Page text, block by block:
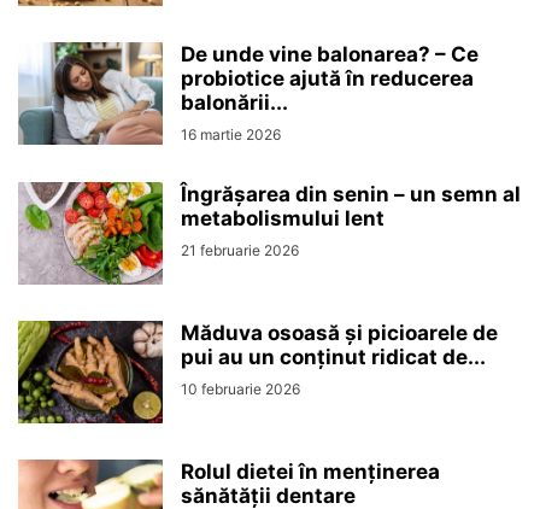
De unde vine balonarea? – Ce
probiotice ajută în reducerea
balonării...
16 martie 2026
Îngrășarea din senin – un semn al
metabolismului lent
21 februarie 2026
Măduva osoasă și picioarele de
pui au un conținut ridicat de...
10 februarie 2026
Rolul dietei în menținerea
sănătății dentare